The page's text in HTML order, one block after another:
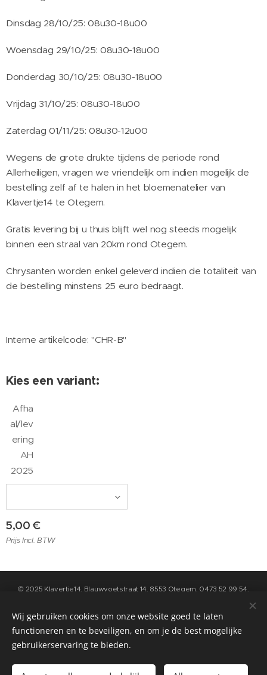
Dinsdag 28/10/25: 08u30-18u00
Woensdag 29/10/25: 08u30-18u00
Donderdag 30/10/25: 08u30-18u00
Vrijdag 31/10/25: 08u30-18u00
Zaterdag 01/11/25: 08u30-12u00
Wegens de grote drukte tijdens de periode rond
Allerheiligen, vragen we vriendelijk om indien mogelijk de
bestelling zelf af te halen in het bloemenatelier van
Klavertje14 te Otegem.
Gratis levering bij u thuis blijft wel nog steeds mogelijk
binnen een straal van 20km rond Otegem.
Chrysanten worden enkel geleverd indien de totaliteit van
de bestelling minstens 25 euro bedraagt.
Interne artikelcode: "CHR-B"
Kies een variant:
Afha
al/lev
ering
AH
2025
5,00 €
Prijs Incl. BTW
© 2025 Klavertje14, Blauwvoetstraat 14, 8553 Otegem, 0473 52 99 54,
raadplegen op de pagina "contact" op deze website
Cookies
Wij gebruiken cookies om onze website goed te laten
functioneren en te beveiligen, en om je de best mogelijke
gebruikerservaring te bieden.